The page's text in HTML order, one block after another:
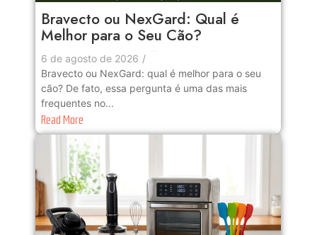
Bravecto ou NexGard: Qual é
Melhor para o Seu Cão?
6 de agosto de 2026 /
Bravecto ou NexGard: qual é melhor para o seu
cão? De fato, essa pergunta é uma das mais
frequentes no...
Read More